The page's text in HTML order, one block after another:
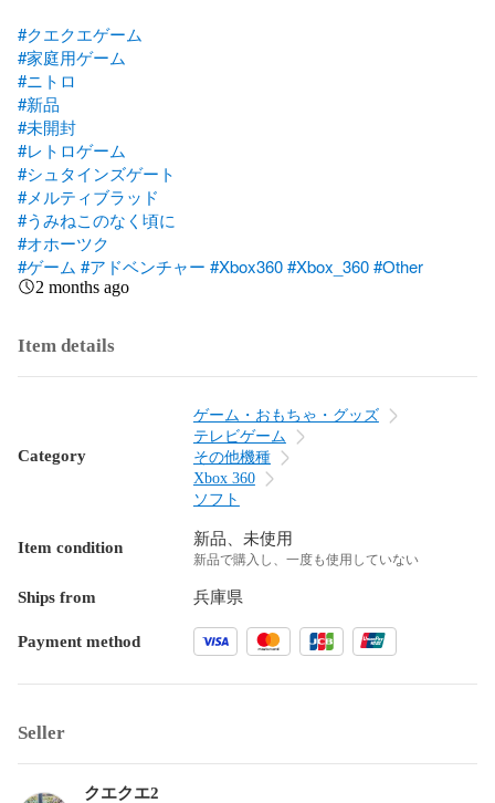
#クエクエゲーム
#家庭用ゲーム
#ニトロ
#新品
#未開封
#レトロゲーム
#シュタインズゲート
#メルティブラッド
#うみねこのなく頃に
#オホーツク
#ゲーム #アドベンチャー #Xbox360#Xbox_360#Other
2 months ago
Item details
Category
ゲーム・おもちゃ・グッズ
テレビゲーム
その他機種
Xbox 360
ソフト
Item condition 新品、未使用
新品で購入し、一度も使用していない
Ships from 兵庫県
Payment method
Seller
クエクエ2